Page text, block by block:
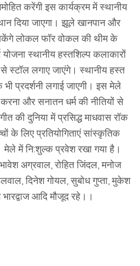
करेंगी इस कार्यक्रम में स्थानीय
दिया जाएगा। झूले खानपान और
लोकल फॉर वोकल की थीम के
योजना स्थानीय हस्तशिल्प कलाकारों
स्टॉल लगाए जाएंगे। स्थानीय हस्त
के भी प्रदर्शनी लगाई जाएगी। इस मेले
करना और सनातन धर्म की नीतियों से
की दुनिया में प्रसिद्ध माधवास रॉक
के लिए प्रतियोगिताएं सांस्कृतिक
मेले में नि:शुल्क प्रवेश रखा गया है।
अग्रवाल, रोहित जिंदल, मनोज
दिनेश गोयल, सुबोध गुप्ता, मुकेश
आदि मौजूद रहे।।